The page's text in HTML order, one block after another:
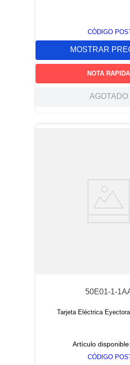
CÓDIGO
MOSTRAR
NOTA RAPIDA
AGOTADO
50E01-1-
Tarjeta Eléctrica
Artículo disponible:
CÓDIGO